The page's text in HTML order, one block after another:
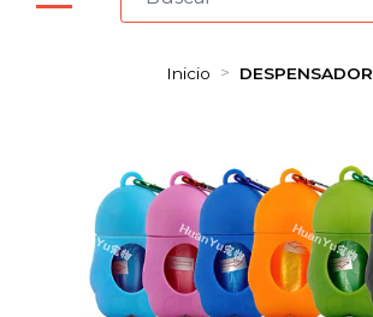
Inicio DESPENSADOR